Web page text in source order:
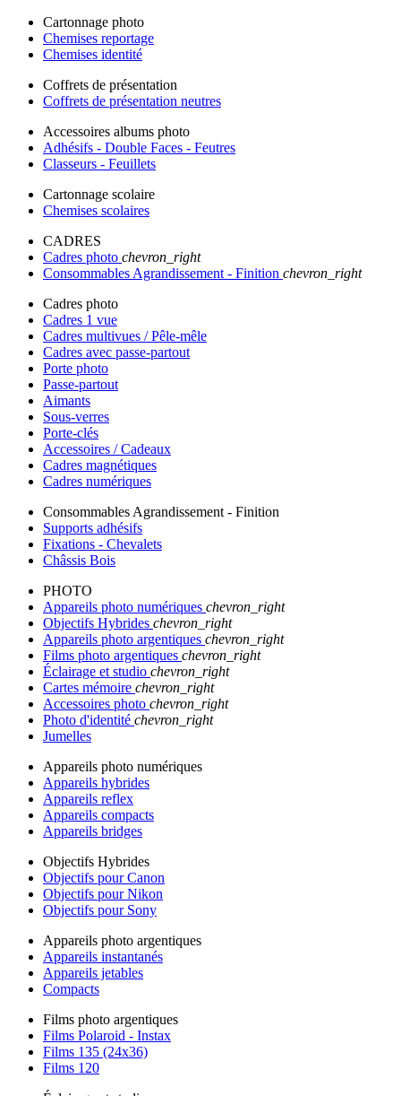
Cartonnage photo
Chemises reportage
Chemises identité
Coffrets de présentation
Coffrets de présentation neutres
Accessoires albums photo
Adhésifs - Double Faces - Feutres
Classeurs - Feuillets
Cartonnage scolaire
Chemises scolaires
CADRES
Cadres photo chevron_right
Consommables Agrandissement - Finition chevron_right
Cadres photo
Cadres 1 vue
Cadres multivues / Pêle-mêle
Cadres avec passe-partout
Porte photo
Passe-partout
Aimants
Sous-verres
Porte-clés
Accessoires / Cadeaux
Cadres magnétiques
Cadres numériques
Consommables Agrandissement - Finition
Supports adhésifs
Fixations - Chevalets
Châssis Bois
PHOTO
Appareils photo numériques chevron_right
Objectifs Hybrides chevron_right
Appareils photo argentiques chevron_right
Films photo argentiques chevron_right
Éclairage et studio chevron_right
Cartes mémoire chevron_right
Accessoires photo chevron_right
Photo d'identité chevron_right
Jumelles
Appareils photo numériques
Appareils hybrides
Appareils reflex
Appareils compacts
Appareils bridges
Objectifs Hybrides
Objectifs pour Canon
Objectifs pour Nikon
Objectifs pour Sony
Appareils photo argentiques
Appareils instantanés
Appareils jetables
Compacts
Films photo argentiques
Films Polaroid - Instax
Films 135 (24x36)
Films 120